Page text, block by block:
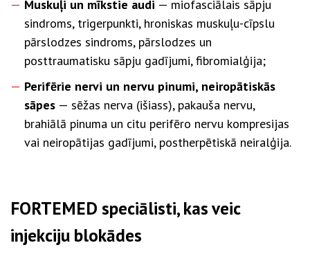
Muskuļi un mīkstie audi — miofasciālais sāpju
sindroms, trigerpunkti, hroniskas muskuļu-cīpslu
pārslodzes sindroms, pārslodzes un
posttraumatisku sāpju gadījumi, fibromialģija;
Perifērie nervi un nervu pinumi, neiropātiskās
sāpes — sēžas nerva (išiass), pakauša nervu,
brahiālā pinuma un citu perifēro nervu kompresijas
vai neiropātijas gadījumi, postherpētiskā neiralģija.
FORTEMED speciālisti, kas veic
injekciju blokādes